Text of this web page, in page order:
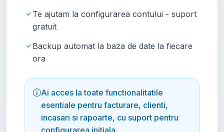
Te ajutam la configurarea contului - suport
gratuit
Backup automat la baza de date la fiecare
ora
Ai acces la toate functionalitatile
esentiale pentru facturare, clienti,
incasari si rapoarte, cu suport pentru
configurarea initiala.